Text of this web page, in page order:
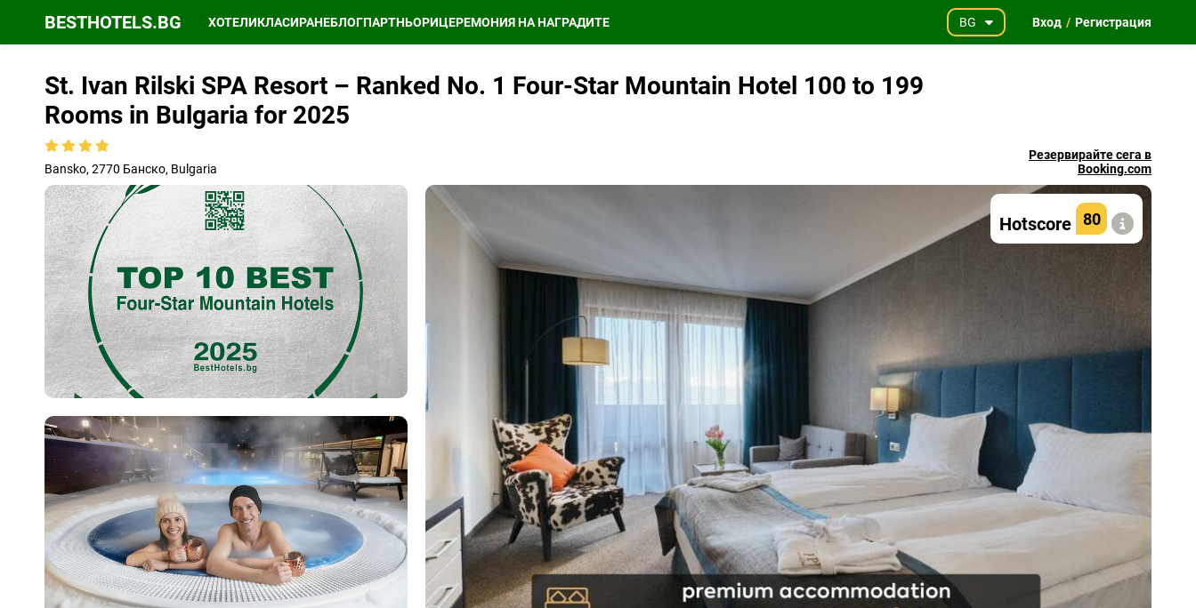
BESTHOTELS.BG ХОТЕЛИКЛАСИРАНЕБЛОГПАРТНЬОРИЦЕРЕМОНИЯ НА НАГРАДИТЕ BG Вход / Регистрация
St. Ivan Rilski SPA Resort – Ranked No. 1 Four-Star Mountain Hotel 100 to 199
Rooms in Bulgaria for 2025
Bansko, 2770 Банско, Bulgaria
Резервирайте сега в
Booking.com
Hotscore 80